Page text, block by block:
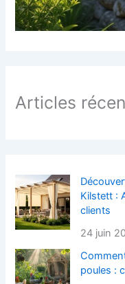
Articles
Kilstett :
clients
24 juin
poules :